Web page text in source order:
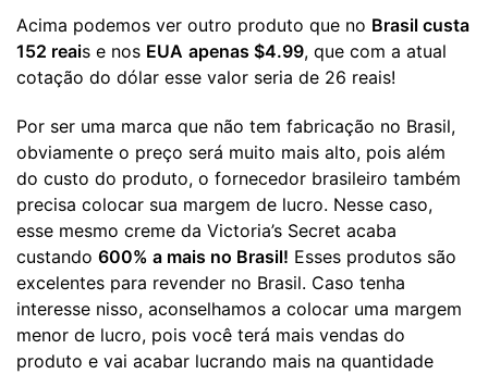
Acima podemos ver outro produto que no Brasil custa
152 reais e nos EUA apenas $4.99, que com a atual
cotação do dólar esse valor seria de 26 reais!
Por ser uma marca que não tem fabricação no Brasil,
obviamente o preço será muito mais alto, pois além
do custo do produto, o fornecedor brasileiro também
precisa colocar sua margem de lucro. Nesse caso,
esse mesmo creme da Victoria’s Secret acaba
custando 600% a mais no Brasil! Esses produtos são
excelentes para revender no Brasil. Caso tenha
interesse nisso, aconselhamos a colocar uma margem
menor de lucro, pois você terá mais vendas do
produto e vai acabar lucrando mais na quantidade